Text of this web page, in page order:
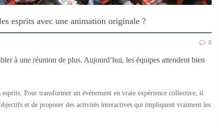
esprits avec une animation originale ?
0
à une réunion de plus. Aujourd’hui, les équipes attendent bien
Pour transformer un événement en vraie expérience collective, il
et de proposer des activités interactives qui impliquent vraiment les